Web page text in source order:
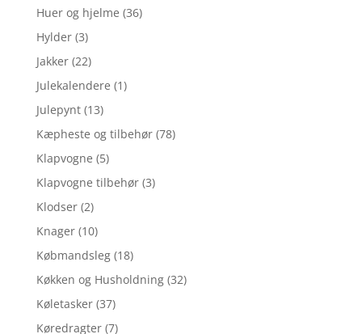
Huer og hjelme (36)
Hylder (3)
Jakker (22)
Julekalendere (1)
Julepynt (13)
Kæpheste og tilbehør (78)
Klapvogne (5)
Klapvogne tilbehør (3)
Klodser (2)
Knager (10)
Købmandsleg (18)
Køkken og Husholdning (32)
Køletasker (37)
Køredragter (7)